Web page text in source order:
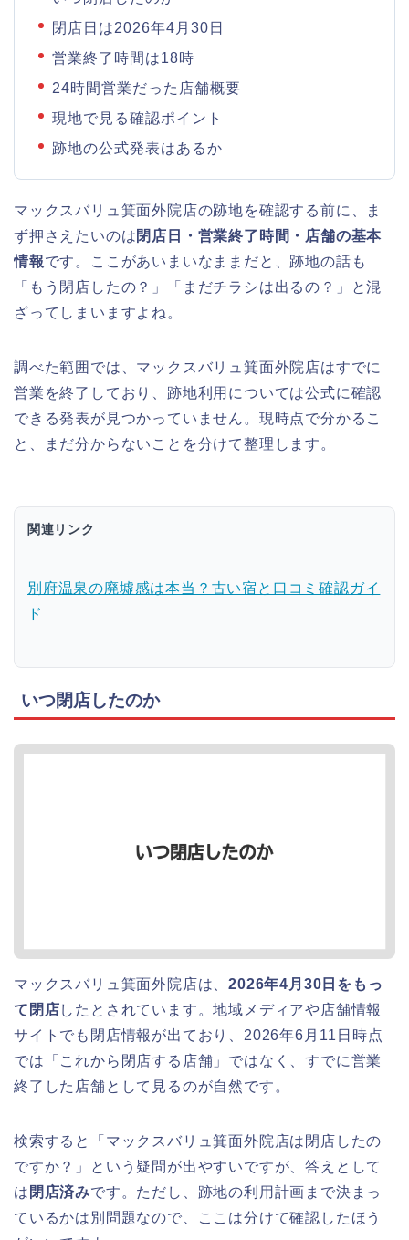
閉店日は2026年4月30日
営業終了時間は18時
24時間営業だった店舗概要
現地で見る確認ポイント
跡地の公式発表はあるか
マックスバリュ箕面外院店の跡地を確認する前に、ま
ず押さえたいのは閉店日・営業終了時間・店舗の基本
情報です。ここがあいまいなままだと、跡地の話も
「もう閉店したの？」「まだチラシは出るの？」と混
ざってしまいますよね。
調べた範囲では、マックスバリュ箕面外院店はすでに
営業を終了しており、跡地利用については公式に確認
できる発表が見つかっていません。現時点で分かるこ
と、まだ分からないことを分けて整理します。
関連リンク
別府温泉の廃墟感は本当？古い宿と口コミ確認ガイ
ド
いつ閉店したのか
マックスバリュ箕面外院店は、2026年4月30日をもっ
て閉店したとされています。地域メディアや店舗情報
サイトでも閉店情報が出ており、2026年6月11日時点
では「これから閉店する店舗」ではなく、すでに営業
終了した店舗として見るのが自然です。
検索すると「マックスバリュ箕面外院店は閉店したの
ですか？」という疑問が出やすいですが、答えとして
は 閉店済みです。ただし、跡地の利用計画まで決まっ
ているかは別問題なので、ここは分けて確認したほう